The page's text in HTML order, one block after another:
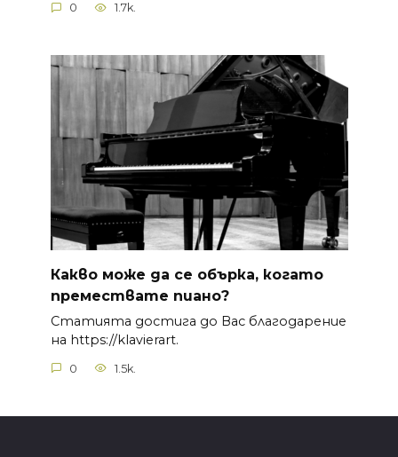
0 1.7k.
Какво може да се обърка, когато
премествате пиано?
Статията достига до Вас благодарение
на https://klavierart.
0 1.5k.